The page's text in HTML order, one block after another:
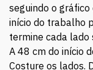
seguindo o gráfico
início do trabalho
termine cada lado
A 48 cm do início
Costure os lados.